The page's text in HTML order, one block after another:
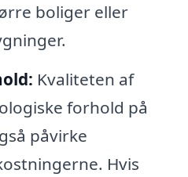
boliger eller
Kvaliteten af
forhold på
påvirke
Hvis